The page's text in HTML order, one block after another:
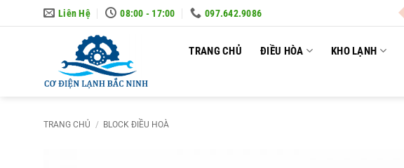
to
Liên Hệ 08:00 - 17:00 097.642.9086
TRANG CHỦ ĐIỀU HÒA KHO LẠNH
TRANG CHỦ / BLOCK ĐIỀU HOÀ